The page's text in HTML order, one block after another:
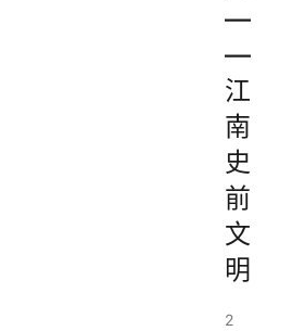
—
—
江
南
史
前
文
明
2